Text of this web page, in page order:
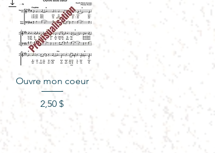
Aperçu rapide
Ouvre mon coeur
Prix
2,50 $